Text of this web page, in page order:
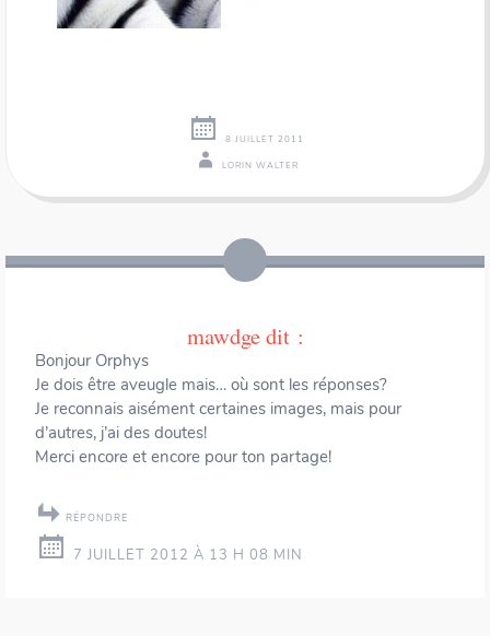
8 JUILLET 2011
LORIN WALTER
des
mawdgedit :
Bonjour Orphys
Je dois être aveugle mais… où sont les réponses?
Je reconnais aisément certaines images, mais pour
d’autres, j’ai des doutes!
Merci encore et encore pour ton partage!
RÉPONDRE
7 JUILLET 2012 À 13 H 08 MIN